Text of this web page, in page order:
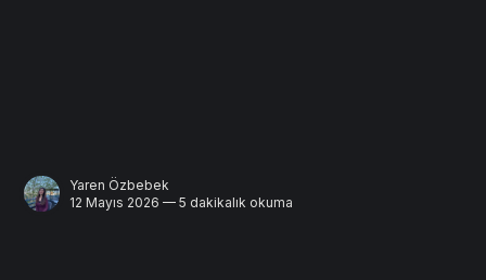
Yaren Özbebek
12 Mayıs 2026 — 5 dakikalık okuma